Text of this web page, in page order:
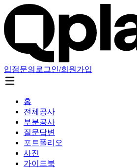
입점문의 로그인/회원가입
홈
전체공사
부분공사
질문답변
포트폴리오
사진
가이드북